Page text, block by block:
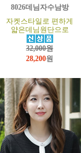
8026데님자수남방
자켓스타일로 편하게
얇은데님원단으로
32,000원
28,200원